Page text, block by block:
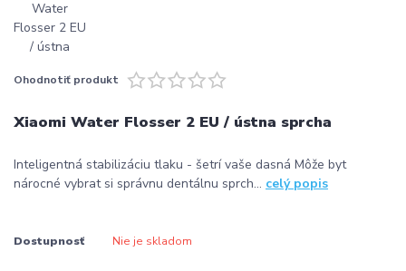
Ohodnotiť produkt
Xiaomi Water Flosser 2 EU / ústna sprcha
Inteligentná stabilizáciu tlaku - šetrí vaše dasná Môže byt
nárocné vybrat si správnu dentálnu sprch... celý popis
Dostupnosť Nie je skladom